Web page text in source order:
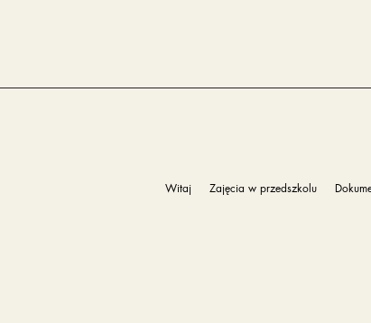
Witaj Zajęcia w przedszkolu